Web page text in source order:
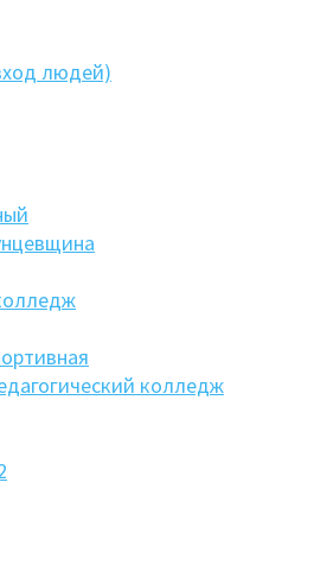
людей)
колледж